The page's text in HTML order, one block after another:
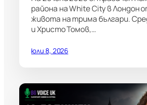
района на White City в Лондон
живота на трима българи.
и Христо Томов,…
юли 8, 2026